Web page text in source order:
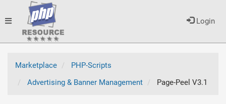
Login
Toggle
navigation
Marketplace
PHP-Scripts
Advertising & Banner Management
Page-Peel V3.1